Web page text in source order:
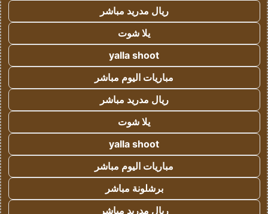
ريال مدريد مباشر
يلا شوت
yalla shoot
مباريات اليوم مباشر
ريال مدريد مباشر
يلا شوت
yalla shoot
مباريات اليوم مباشر
برشلونة مباشر
ريال مدريد مباشر